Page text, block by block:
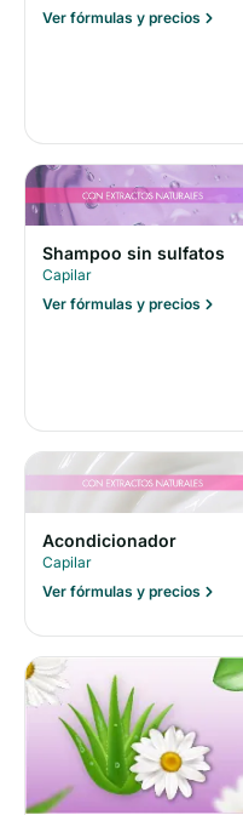
Ver fórmulas y precios
Shampoo sin sulfatos
Capilar
Ver fórmulas y precios
Acondicionador
Capilar
Ver fórmulas y precios